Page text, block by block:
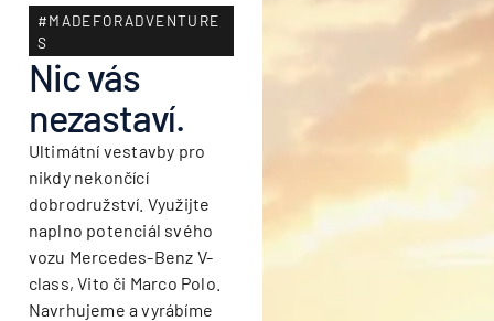
#MADEFORADVENTURE
S
Nic vás
nezastaví.
Ultimátní vestavby pro
nikdy nekončící
dobrodružství. Využijte
naplno potenciál svého
vozu Mercedes-Benz V-
class, Vito či Marco Polo.
Navrhujeme a vyrábíme